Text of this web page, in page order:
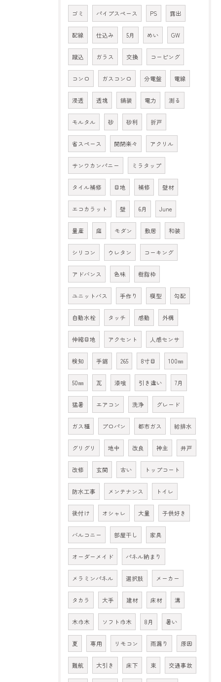
ゴミ パイプスペース PS 露出
配線 仕込み 5月 めい GW
蹴込 ガラス 交換 コーピング
コンロ ガスコンロ 分電盤 電線
浸透 透塊 舗装 電力 測る
モルタル 砂 砂利 折戸
省スペース 開閉楽々 アクリル
サンワカンパニー ミラタップ
タイル補修 目地 補修 壁材
エコカラット 壁 6月 June
量産 庭 モダン 敷居 和装
シリコン ウレタン コーキング
アドバンス 色味 樹脂枠
ユニットバス 手作り 模型 勾配
自動水栓 タッチ 感動 外構
伸縮目地 アクセント 人感センサ
検知 手鋸 265 8寸目 100㎜
50㎜ 瓦 漆喰 引き違い 7月
猛暑 エアコン 洗浄 グレード
ガス種 プロパン 都市ガス 給排水
グリグリ 地中 改良 神主 井戸
改修 玄関 古い トップコート
防水工事 メンテナンス トイレ
後付け オシャレ 大量 子供好き
バルコニー 部屋干し 家具
オーダーメイド パネル納まり
メラミンパネル 選択肢 メーカー
タカラ 大手 建材 床材 溝
木巾木 ソフト巾木 8月 暑い
夏 専用 リモコン 雨漏り 原因
難航 大引き 床下 束 交通事故